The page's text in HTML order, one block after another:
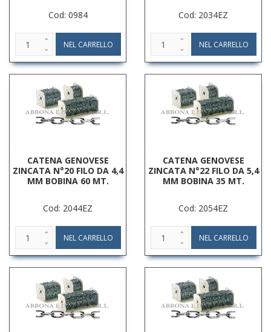
Cod: 0984 Cod: 2034EZ
CATENA GENOVESE
ZINCATA N°20 FILO DA 4,4
MM BOBINA 60 MT.
Cod: 2044EZ
CATENA GENOVESE
ZINCATA N°22 FILO DA 5,4
MM BOBINA 35 MT.
Cod: 2054EZ